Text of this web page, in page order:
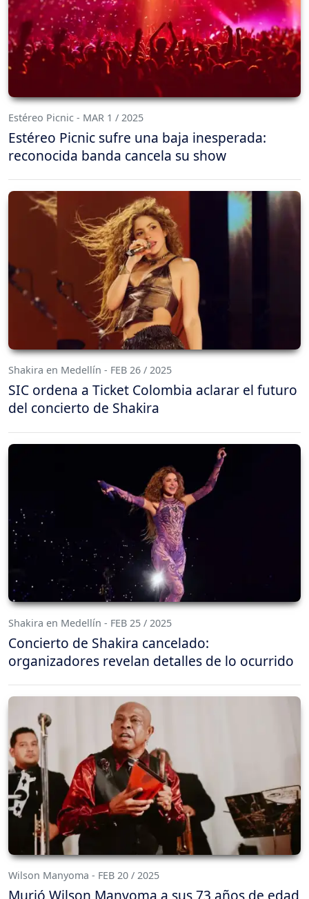
Estéreo Picnic - MAR 1 / 2025
Estéreo Picnic sufre una baja inesperada:
reconocida banda cancela su show
Shakira en Medellín - FEB 26 / 2025
SIC ordena a Ticket Colombia aclarar el futuro
del concierto de Shakira
Shakira en Medellín - FEB 25 / 2025
Concierto de Shakira cancelado:
organizadores revelan detalles de lo ocurrido
Wilson Manyoma - FEB 20 / 2025
Murió Wilson Manyoma a sus 73 años de edad